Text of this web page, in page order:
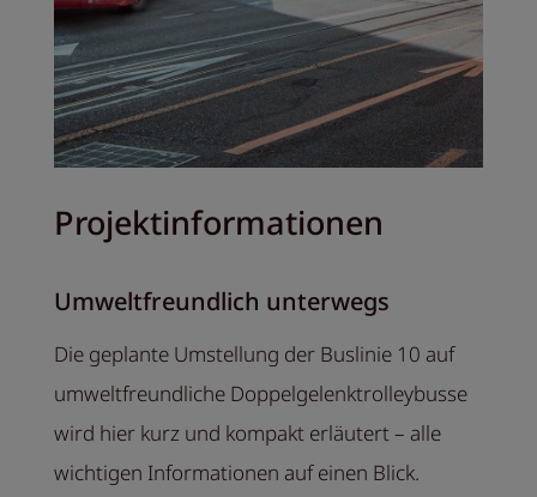
Projektinformationen
Umweltfreundlich unterwegs
Die geplante Umstellung der Buslinie 10 auf
umweltfreundliche Doppelgelenktrolleybusse
wird hier kurz und kompakt erläutert – alle
wichtigen Informationen auf einen Blick.